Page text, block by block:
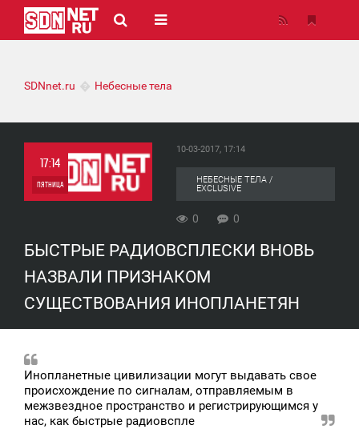
SDNnet.ru Небесные тела
17:14
ПЯТНИЦА
0
10-03-2017, 17:14
НЕБЕСНЫЕ ТЕЛА /
EXCLUSIVE
0 0
БЫСТРЫЕ РАДИОВСПЛЕСКИ ВНОВЬ
НАЗВАЛИ ПРИЗНАКОМ
СУЩЕСТВОВАНИЯ ИНОПЛАНЕТЯН
Инопланетные цивилизации могут выдавать свое
происхождение по сигналам, отправляемым в
межзвездное пространство и регистрирующимся у
нас, как быстрые радиовспле